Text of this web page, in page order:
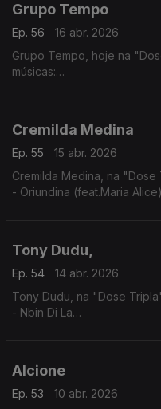
Grupo Tempo
Ep. 56
16 abr. 2026
Grupo Tempo, hoje na
músicas:
Cremilda Medina
Ep. 55
15 abr. 2026
Cremilda Medina, na "Dose
- Oriundina (feat.Maria Alice)
Tony Dudu,
Ep. 54
14 abr. 2026
Tony Dudu, na "Dose
- Nbin Di La
Alcione
Ep. 53
10 abr. 2026